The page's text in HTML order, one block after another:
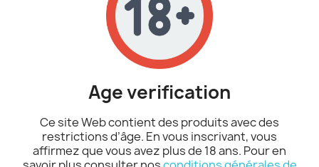
Age verification
Ce site Web contient des produits avec des
restrictions d’âge. En vous inscrivant, vous
affirmez que vous avez plus de 18 ans. Pour en